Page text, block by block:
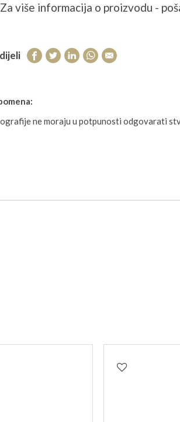
Za više informacija o proizvodu -
ne moraju u potpunosti odgovarati